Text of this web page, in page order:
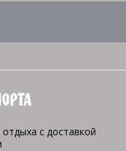
с доставкой